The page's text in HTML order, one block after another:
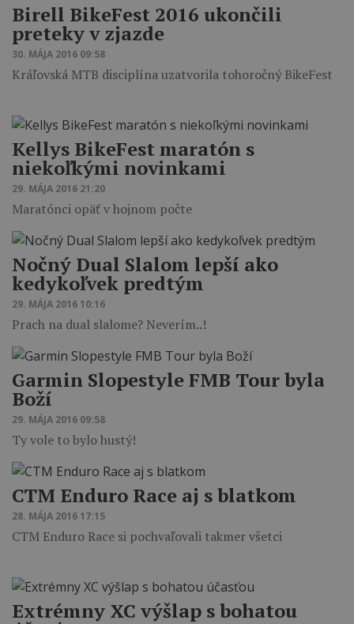
Birell BikeFest 2016 ukončili
preteky v zjazde
30. MÁJA 2016 09:58
Kráľovská MTB disciplína uzatvorila tohoročný BikeFest
Kellys BikeFest maratón s
niekoľkými novinkami
29. MÁJA 2016 21:20
Maratónci opäť v hojnom počte
Nočný Dual Slalom lepší ako
kedykoľvek predtým
29. MÁJA 2016 10:16
Prach na dual slalome? Neverím..!
Garmin Slopestyle FMB Tour byla
Boží
29. MÁJA 2016 09:58
Ty vole to bylo hustý!
CTM Enduro Race aj s blatkom
28. MÁJA 2016 17:15
CTM Enduro Race si pochvaľovali takmer všetci
Extrémny XC výšlap s bohatou